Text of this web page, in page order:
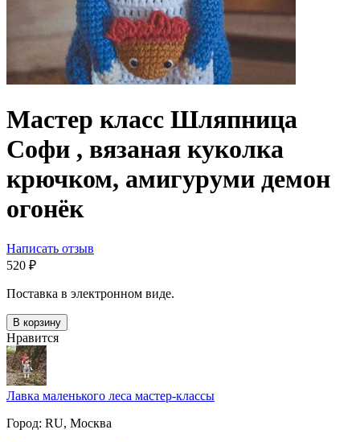
Мастер класс Шляпница
Софи , вязаная куколка
крючком, амигуруми демон
огонёк
Написать отзыв
‍520‍ ₽
Поставка в электронном виде.
В корзину
Нравится
Лавка маленького леса мастер-классы
Город: RU, Москва